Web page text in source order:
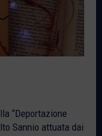
“Deportazione
Sannio attuata dai